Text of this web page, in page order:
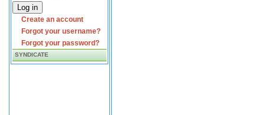
Log in
Create an account
Forgot your username?
Forgot your password?
SYNDICATE